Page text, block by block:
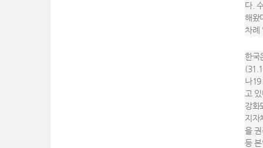
다.
해왔
차례
한국
나19
고
강화
지자
을
등